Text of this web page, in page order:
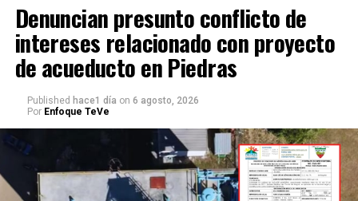
Denuncian presunto conflicto de
intereses relacionado con proyecto
de acueducto en Piedras
Published hace1 día on 6 agosto, 2026
Por Enfoque TeVe